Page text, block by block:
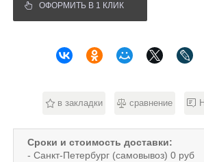
ОФОРМИТЬ В 1 КЛИК
в закладки сравнение
Сроки и стоимость доставки:
- Санкт-Петербург (самовывоз) 0 руб